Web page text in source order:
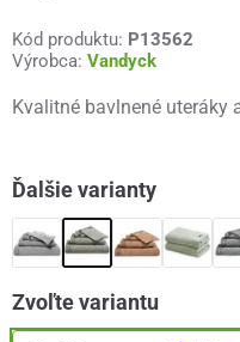
Kód produktu: P13562
Výrobca: Vandyck
Kvalitné bavlnené uteráky
Ďalšie varianty
Zvoľte variantu